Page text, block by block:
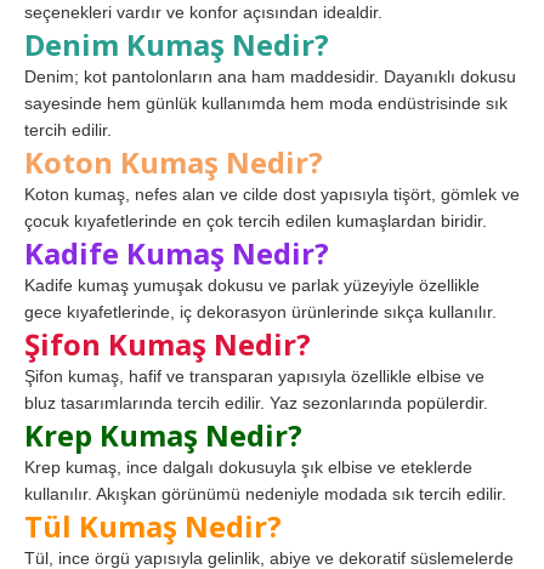
seçenekleri vardır ve konfor açısından idealdir.
Denim Kumaş Nedir?
Denim; kot pantolonların ana ham maddesidir. Dayanıklı dokusu
sayesinde hem günlük kullanımda hem moda endüstrisinde sık
tercih edilir.
Koton Kumaş Nedir?
Koton kumaş, nefes alan ve cilde dost yapısıyla tişört, gömlek ve
çocuk kıyafetlerinde en çok tercih edilen kumaşlardan biridir.
Kadife Kumaş Nedir?
Kadife kumaş yumuşak dokusu ve parlak yüzeyiyle özellikle
gece kıyafetlerinde, iç dekorasyon ürünlerinde sıkça kullanılır.
Şifon Kumaş Nedir?
Şifon kumaş, hafif ve transparan yapısıyla özellikle elbise ve
bluz tasarımlarında tercih edilir. Yaz sezonlarında popülerdir.
Krep Kumaş Nedir?
Krep kumaş, ince dalgalı dokusuyla şık elbise ve eteklerde
kullanılır. Akışkan görünümü nedeniyle modada sık tercih edilir.
Tül Kumaş Nedir?
Tül, ince örgü yapısıyla gelinlik, abiye ve dekoratif süslemelerde